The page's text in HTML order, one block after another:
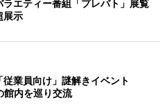
エティー番組「プレバト」展覧
示
従業員向け」謎解きイベント
内を巡り交流